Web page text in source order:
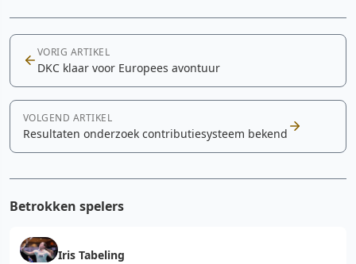
VORIG ARTIKEL
DKC klaar voor Europees avontuur
VOLGEND ARTIKEL
Resultaten onderzoek contributiesysteem bekend
Betrokken spelers
Iris Tabeling